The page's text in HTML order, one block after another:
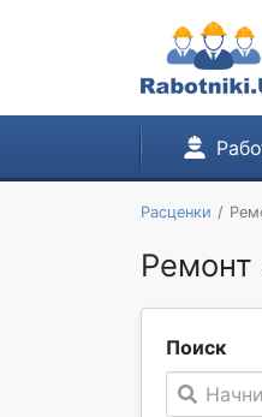
Расценки
Ремонт
Поиск